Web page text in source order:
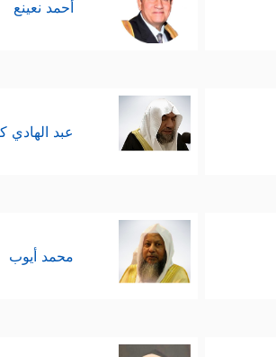
أحمد نعينع
عبد الهادي
محمد أيوب